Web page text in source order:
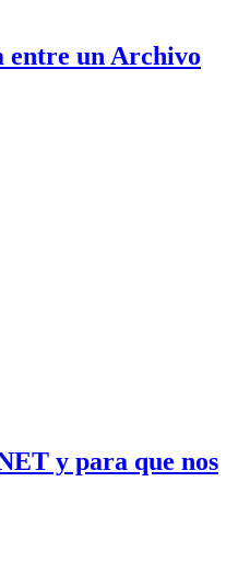
entre un Archivo
y para que nos